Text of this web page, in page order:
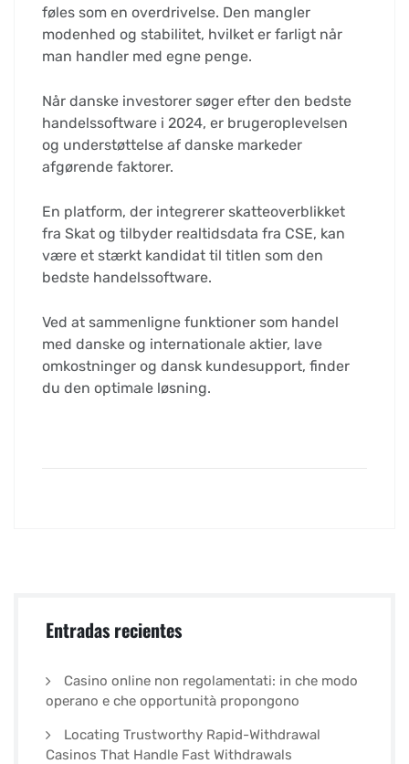
føles som en overdrivelse. Den mangler
modenhed og stabilitet, hvilket er farligt når
man handler med egne penge.
Når danske investorer søger efter den bedste
handelssoftware i 2024, er brugeroplevelsen
og understøttelse af danske markeder
afgørende faktorer.
En platform, der integrerer skatteoverblikket
fra Skat og tilbyder realtidsdata fra CSE, kan
være et stærkt kandidat til titlen som den
bedste handelssoftware.
Ved at sammenligne funktioner som handel
med danske og internationale aktier, lave
omkostninger og dansk kundesupport, finder
du den optimale løsning.
Entradas recientes
Casino online non regolamentati: in che modo
operano e che opportunità propongono
Locating Trustworthy Rapid-Withdrawal
Casinos That Handle Fast Withdrawals